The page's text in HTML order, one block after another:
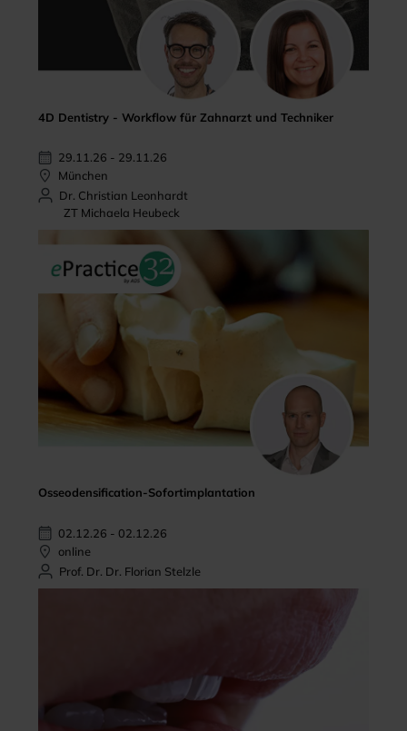
4D Dentistry - Workflow für Zahnarzt und Techniker
29.11.26 - 29.11.26
München
Dr. Christian Leonhardt
ZT Michaela Heubeck
Osseodensification-Sofortimplantation
02.12.26 - 02.12.26
online
Prof. Dr. Dr. Florian Stelzle